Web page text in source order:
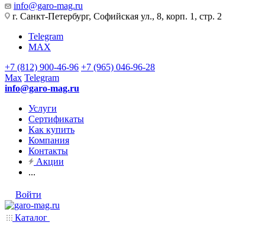
info@garo-mag.ru
г. Санкт-Петербург, Софийская ул., 8, корп. 1, стр. 2
Telegram
MAX
+7 (812) 900-46-96 +7 (965) 046-96-28
Max Telegram
info@garo-mag.ru
Услуги
Сертификаты
Как купить
Компания
Контакты
Акции
...
Войти
Каталог